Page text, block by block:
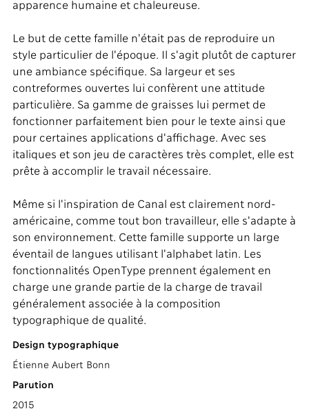
apparence humaine et chaleureuse.
Le but de cette famille n'était pas de reproduire un
style particulier de l'époque. Il s'agit plutôt de capturer
une ambiance spécifique. Sa largeur et ses
contreformes ouvertes lui confèrent une attitude
particulière. Sa gamme de graisses lui permet de
fonctionner parfaitement bien pour le texte ainsi que
pour certaines applications d'affichage. Avec ses
italiques et son jeu de caractères très complet, elle est
prête à accomplir le travail nécessaire.
Même si l'inspiration de Canal est clairement nord-
américaine, comme tout bon travailleur, elle s'adapte à
son environnement. Cette famille supporte un large
éventail de langues utilisant l'alphabet latin. Les
fonctionnalités OpenType prennent également en
charge une grande partie de la charge de travail
généralement associée à la composition
typographique de qualité.
Design typographique
Étienne Aubert Bonn
Parution
2015